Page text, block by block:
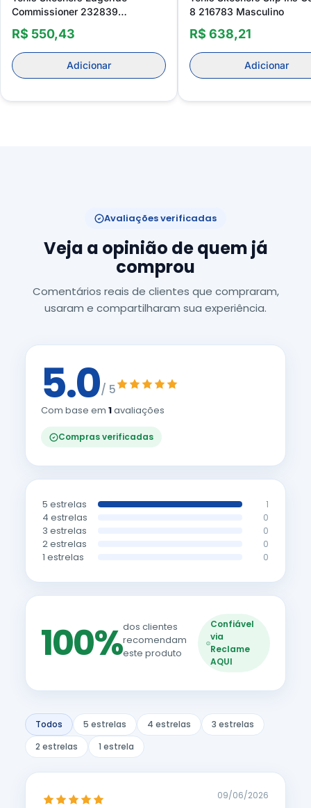
Commissioner 232839
Masculino
R$ 550,43
Adicionar
8 216783 Masculino
R$ 638,21
Adicionar
Avaliações verificadas
Veja a opinião de quem já
comprou
Comentários reais de clientes que compraram,
usaram e compartilharam sua experiência.
5.0/ 5
Com base em 1avaliações
Compras verificadas
5 estrelas 1
4 estrelas 0
3 estrelas 0
2 estrelas 0
1 estrelas 0
100%dos clientes
recomendam
este produto
Confiável
via
Reclame
AQUI
Todos 5 estrelas 4 estrelas
3 estrelas
2 estrelas
1 estrela
09/06/2026